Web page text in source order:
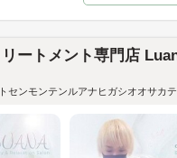
ートメント専門店
センモンテンルアナヒガシオオサカ